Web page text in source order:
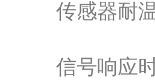
传感器耐温
信号响应时